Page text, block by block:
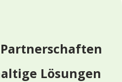
Lösungen